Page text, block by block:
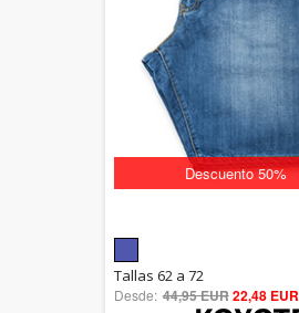
Descuento 50%
out of 5
Tallas 62 a 72
Desde: 44,95 EUR22,48 EUR